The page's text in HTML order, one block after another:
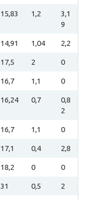
15,83 1,2
3,1
9
14,91 1,04 2,2
17,5 2 0
16,7 1,1 0
16,24 0,7
0,8
2
16,7 1,1 0
17,1 0,4 2,8
18,2 0 0
31 0,5 2